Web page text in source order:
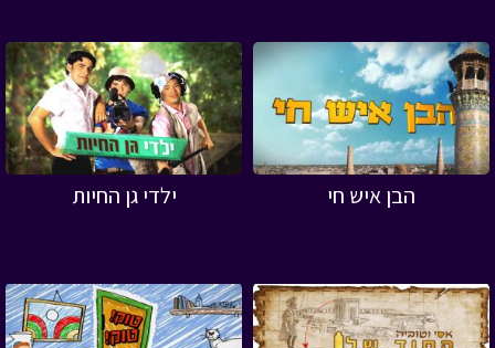
הבן איש חי ילדי גן החיות